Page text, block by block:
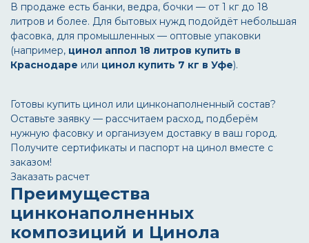
В продаже есть банки, ведра, бочки — от 1 кг до 18
литров и более. Для бытовых нужд подойдёт небольшая
фасовка, для промышленных — оптовые упаковки
(например, цинол аппол 18 литров купить в
Краснодаре или цинол купить 7 кг в Уфе).
Готовы купить цинол или цинконаполненный состав?
Оставьте заявку — рассчитаем расход, подберём
нужную фасовку и организуем доставку в ваш город.
Получите сертификаты и паспорт на цинол вместе с
заказом!
Заказать расчет
Преимущества
цинконаполненных
композиций и Цинола